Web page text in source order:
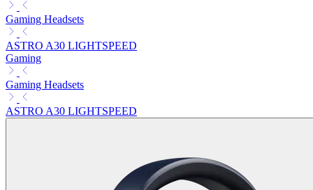
Gaming Headsets
ASTRO A30 LIGHTSPEED
Gaming
Gaming Headsets
ASTRO A30 LIGHTSPEED